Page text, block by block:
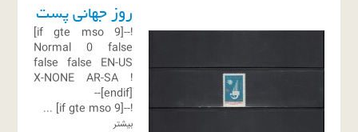
روز جهانی پست
!--[if gte mso 9]
Normal
0
false
false false
EN-US
X-NONE
AR-SA
!
[endif]--
!--[if gte mso 9]
...
بیشتر